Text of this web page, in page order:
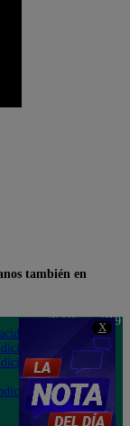
X
también en
Teléfono: 219
Av. San
Felipe 968
Jesús María